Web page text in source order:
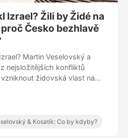
Izrael? Žili by Židé na
Česko bezhlavě
Martin Veselovský a
nejsložitějších konfliktů
židovská vlast na
by vedle sebe dokázaly žít?
z nejbližších spojenců
& Kosatík: Co by kdyby?